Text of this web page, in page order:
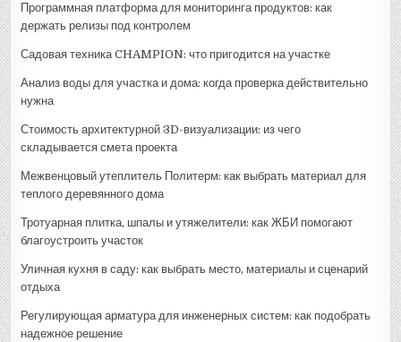
Программная платформа для мониторинга продуктов: как
держать релизы под контролем
Садовая техника CHAMPION: что пригодится на участке
Анализ воды для участка и дома: когда проверка действительно
нужна
Стоимость архитектурной 3D-визуализации: из чего
складывается смета проекта
Межвенцовый утеплитель Политерм: как выбрать материал для
теплого деревянного дома
Тротуарная плитка, шпалы и утяжелители: как ЖБИ помогают
благоустроить участок
Уличная кухня в саду: как выбрать место, материалы и сценарий
отдыха
Регулирующая арматура для инженерных систем: как подобрать
надежное решение